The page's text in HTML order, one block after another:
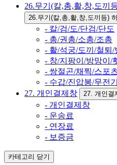
26.무기(칼,총,활,창,도끼
26.무기(칼,총,활,창,도끼등)
- 칼/검/도/단검/단도
- 총/권총/소총/조총
- 활/석궁/도끼/철퇴/
- 창/지팡이/방망이/
- 쌍절곤/채찍/스포
- 수갑/진압봉/무전
27. 개인결제창
27. 개인결
- 개인결제창
- 운송료
- 연장료
- 보증금
카테고리 닫기